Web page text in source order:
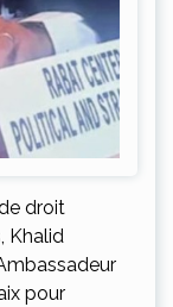
droit
Khalid
pour